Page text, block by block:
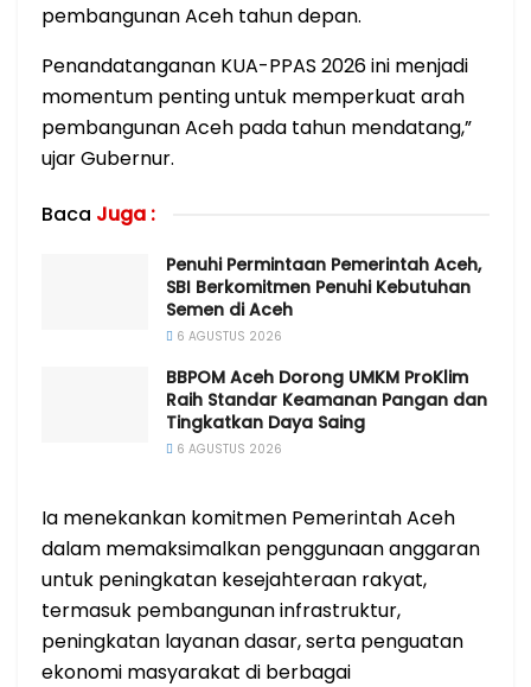
pembangunan Aceh tahun depan.
Penandatanganan KUA-PPAS 2026 ini menjadi
momentum penting untuk memperkuat arah
pembangunan Aceh pada tahun mendatang,”
ujar Gubernur.
Baca Juga :
Penuhi Permintaan Pemerintah Aceh,
SBI Berkomitmen Penuhi Kebutuhan
Semen di Aceh
6 AGUSTUS 2026
BBPOM Aceh Dorong UMKM ProKlim
Raih Standar Keamanan Pangan dan
Tingkatkan Daya Saing
6 AGUSTUS 2026
Ia menekankan komitmen Pemerintah Aceh
dalam memaksimalkan penggunaan anggaran
untuk peningkatan kesejahteraan rakyat,
termasuk pembangunan infrastruktur,
peningkatan layanan dasar, serta penguatan
ekonomi masyarakat di berbagai